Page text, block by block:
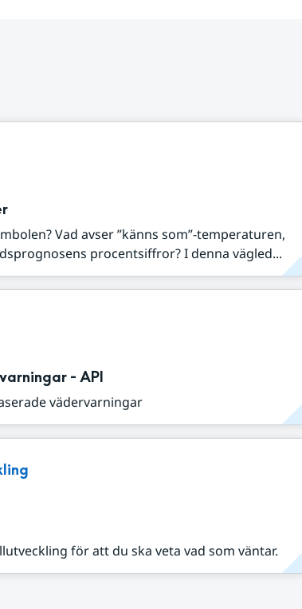
Vad avser ”känns som”-temperaturen,
procentsiffror? I denna vägled...
- API
vädervarningar
för att du ska veta vad som väntar.